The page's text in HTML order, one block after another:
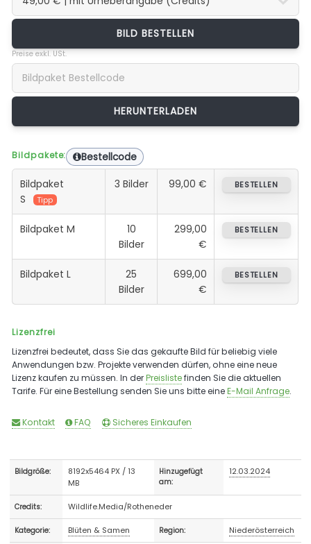
BILD BESTELLEN
Preise exkl. USt.
Bildpakete: Bestellcode
Bildpaket
S
Tipp
3 Bilder 99,00 € BESTELLEN
Bildpaket M
10
Bilder
299,00
€
BESTELLEN
Bildpaket L
25
Bilder
699,00
€
BESTELLEN
Lizenzfrei
Lizenzfrei bedeutet, dass Sie das gekaufte Bild für beliebig viele
Anwendungen bzw. Projekte verwenden dürfen, ohne eine neue
Lizenz kaufen zu müssen. In derPreislistefinden Sie die aktuellen
Tarife. Für eine Bestellung senden Sie uns bitte eineE-Mail Anfrage.
Kontakt FAQ Sicheres Einkaufen
Bildgröße:
8192x5464 PX / 13
MB
Hinzugefügt
am:
12.03.2024
Credits: Wildlife.Media/Rotheneder
Kategorie: Blüten & Samen Region: Niederösterreich